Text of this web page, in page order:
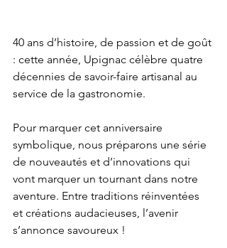
40 ans d’histoire, de passion et de goût
: cette année, Upignac célèbre quatre
décennies de savoir-faire artisanal au
service de la gastronomie.
Pour marquer cet anniversaire
symbolique, nous préparons une série
de nouveautés et d’innovations qui
vont marquer un tournant dans notre
aventure. Entre traditions réinventées
et créations audacieuses, l’avenir
s’annonce savoureux !